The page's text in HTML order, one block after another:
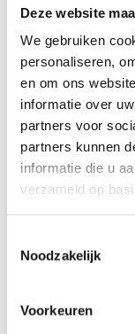
Deze website
We gebruiken
personaliseren,
en om ons
informatie over
partners voor
partners kunnen
informatie die u
verzameld op
Noodzakelijk
Voorkeuren
hoogte van 105 cm
op! Dedraairichting
het overzicht.
* Sleutelbediende
Geschikt voor
deurknopwordt
deurkruk.
eenvoordeur . De
* Krukbediende 3-
binnenzijde een
sloten worden
grondverf en de 3-